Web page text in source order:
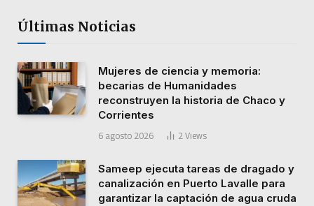
Últimas Noticias
Mujeres de ciencia y memoria:
becarias de Humanidades
reconstruyen la historia de Chaco y
Corrientes
6 agosto 2026 2 Views
Sameep ejecuta tareas de dragado y
canalización en Puerto Lavalle para
garantizar la captación de agua cruda